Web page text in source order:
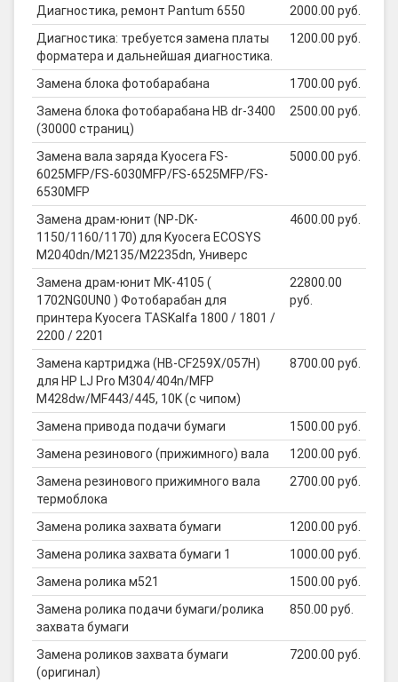
Диагностика, ремонт Pantum 6550
2000.00 руб.
Диагностика: требуется замена платы
форматера и дальнейшая диагностика.
1200.00 руб.
Замена блока фотобарабана
1700.00 руб.
Замена блока фотобарабана HB dr-3400
(30000 страниц)
2500.00 руб.
Замена вала заряда Kyocera FS-
6025MFP/FS-6030MFP/FS-6525MFP/FS-
6530MFP
5000.00 руб.
Замена драм-юнит (NP-DK-
1150/1160/1170) для Kyocera ECOSYS
M2040dn/M2135/M2235dn, Универс
4600.00 руб.
Замена драм-юнит MK-4105 (
1702NG0UN0 ) Фотобарабан для
принтера Kyocera TASKalfa 1800 / 1801 /
2200 / 2201
22800.00
руб.
Замена картриджа (HB-CF259X/057H)
для HP LJ Pro M304/404n/MFP
M428dw/MF443/445, 10K (с чипом)
8700.00 руб.
Замена привода подачи бумаги
1500.00 руб.
Замена резинового (прижимного) вала
1200.00 руб.
Замена резинового прижимного вала
термоблока
2700.00 руб.
Замена ролика захвата бумаги
1200.00 руб.
Замена ролика захвата бумаги 1
1000.00 руб.
Замена ролика м521
1500.00 руб.
Замена ролика подачи бумаги/ролика
захвата бумаги
850.00 руб.
Замена роликов захвата бумаги
(оригинал)
7200.00 руб.